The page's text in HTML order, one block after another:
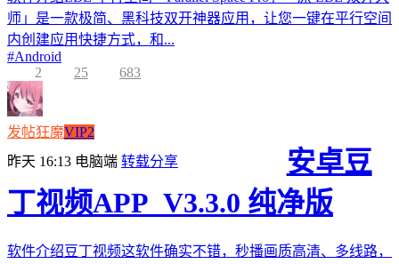
师」是一款极简、黑科技双开神器应用，让您一键在平行空间
内创建应用快捷方式，和...
#Android
2
25 683
发帖狂魔VIP2
昨天 16:13 电脑端 转载分享
安卓豆
丁视频APP_V3.3.0 纯净版
软件介绍豆丁视频这软件确实不错，秒播画质高清、多线路，